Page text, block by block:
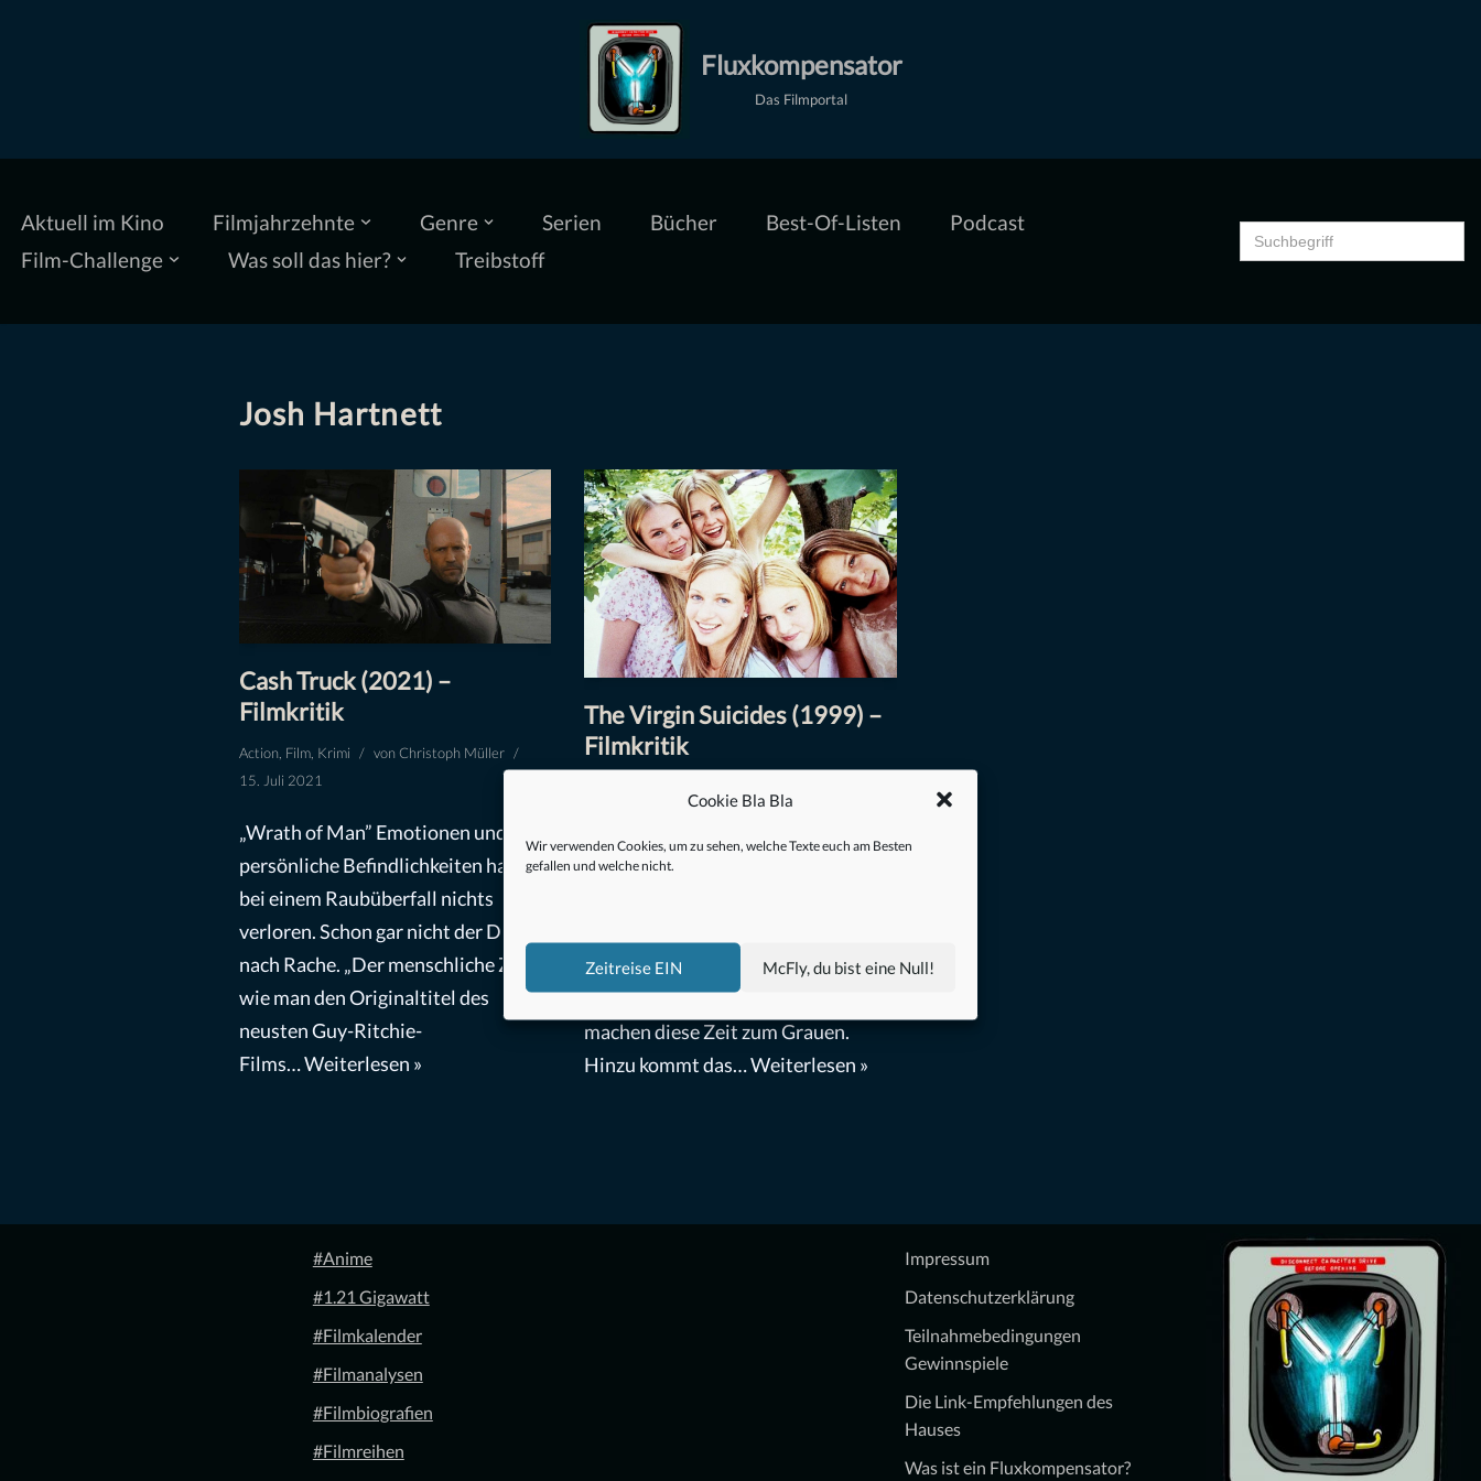
Cookie Bla Bla
Wir verwenden Cookies, um zu sehen, welche Texte euch am Besten
gefallen und welche nicht.
Zeitreise EIN McFly, du bist eine Null!
Fluxkompensator
Das Filmportal
Aktuell im Kino Filmjahrzehnte Genre Serien Bücher Best-Of-Listen
Podcast
Film-Challenge
Was soll das hier? Treibstoff
Search
for:
Josh Hartnett
Cash Truck (2021) –
Filmkritik
Action, Film, Krimi vonChristoph Müller
15. Juli 2021
„Wrath of Man” Emotionen und
persönliche Befindlichkeiten haben
bei einem Raubüberfall nichts
verloren. Schon gar nicht der Durst
nach Rache. „Der menschliche Zorn“
wie man den Originaltitel des
neusten Guy-Ritchie-
Films…Weiterlesen »
The Virgin Suicides (1999) –
Filmkritik
„Forever Young“ Die Jugend ist die
Veränderung, sinnlose Verbote und
die ewige Persönlichkeitssuche
machen diese Zeit zum Grauen.
Hinzu kommt das…Weiterlesen »
#Anime
#1.21 Gigawatt
#Filmkalender
#Filmanalysen
#Filmbiografien
#Filmreihen
Impressum
Datenschutzerklärung
Teilnahmebedingungen
Gewinnspiele
Die Link-Empfehlungen des
Hauses
Was ist ein Fluxkompensator?